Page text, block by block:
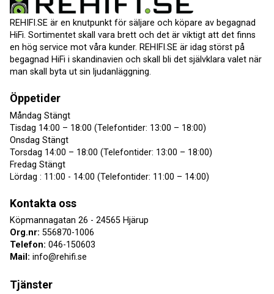
REHIFI.SE är en knutpunkt för säljare och köpare av begagnad
HiFi. Sortimentet skall vara brett och det är viktigt att det finns
en hög service mot våra kunder. REHIFI.SE är idag störst på
begagnad HiFi i skandinavien och skall bli det självklara valet när
man skall byta ut sin ljudanläggning.
Öppetider
Måndag Stängt
Tisdag 14:00 – 18:00 (Telefontider: 13:00 – 18:00)
Onsdag Stängt
Torsdag 14:00 – 18:00 (Telefontider: 13:00 – 18:00)
Fredag Stängt
Lördag : 11:00 - 14:00 (Telefontider: 11:00 – 14:00)
Kontakta oss
Köpmannagatan 26 - 24565 Hjärup
Org.nr: 556870-1006
Telefon: 046-150603
Mail: info@rehifi.se
Tjänster